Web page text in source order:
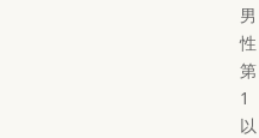
男
性
第
1
以